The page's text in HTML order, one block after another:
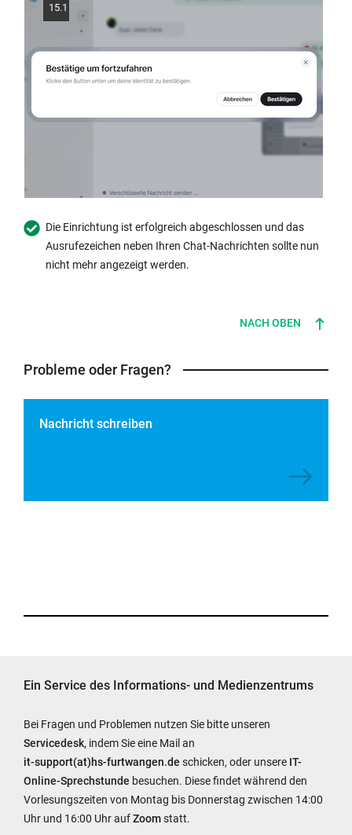
15.1
Die Einrichtung ist erfolgreich abgeschlossen und das
Ausrufezeichen neben Ihren Chat-Nachrichten sollte nun
nicht mehr angezeigt werden.
NACH OBEN
Probleme oder Fragen?
Nachricht schreiben
Ein Service des Informations- und Medienzentrums
Bei Fragen und Problemen nutzen Sie bitte unseren
Servicedesk, indem Sie eine Mail an
it-support(at)hs-furtwangen.de schicken, oder unsere IT-
Online-Sprechstunde besuchen. Diese findet während den
Vorlesungszeiten von Montag bis Donnerstag zwischen 14:00
Uhr und 16:00 Uhr aufZoomstatt.